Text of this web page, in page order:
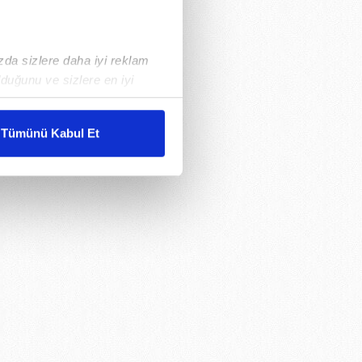
sizlere daha iyi reklam
ve sizlere en iyi
karşılamak
gösterilmeyecektir."
kullanılmaktadır. Bu
sunulması
ve sizlere yönelik
detaylı bilgi için Ayarlar
ve sitemizde ilgili
Tümünü Kabul Et